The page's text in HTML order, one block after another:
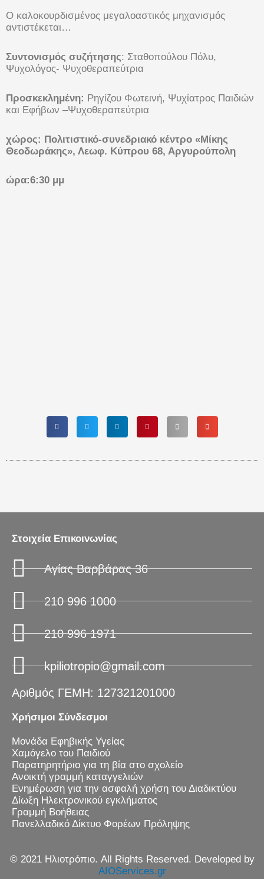
O καλοκουρδισμένος μεγαλοαστικός μηχανισμός
αντιστέκεται…
Συντονισμός συζήτησης: Σταθοπούλου Πόλυ,
Ψυχολόγος- Ψυχοθεραπεύτρια
Προσκεκλημένη: Ρηγίζου Φωτεινή, Ψυχίατρος Παιδιών
και Εφήβων –Ψυχοθεραπεύτρια
χώρος: Πολιτιστικό-συνεδριακό κέντρο «Μίκης
Θεοδωράκης», Λεωφ. Κύπρου 68, Αργυρούπολη
ώρα:6:30 μμ
Στοιχεία Επικοινωνίας
Αγίας Βαρβάρας 36
210 996 1000
210 996 1971
kpiliotropio@gmail.com
Αριθμός ΓΕΜΗ: 127321201000
Χρήσιμοι Σύνδεσμοι
Μονάδα Εφηβικής Υγείας
Χαμόγελο του Παιδιού
Παρατηρητήριο για τη βία στο σχολείο
Ανοικτή γραμμή καταγγελιών
Ενημέρωση για την ασφαλή χρήση του Διαδικτύου
Δίωξη Ηλεκτρονικού εγκλήματος
Γραμμή Βοήθειας
Πανελλαδικό Δίκτυο Φορέων Πρόληψης
© 2021 Ηλιοτρόπιο. All Rights Reserved. Developed by
AIOServices.gr